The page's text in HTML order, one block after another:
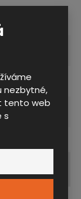
nezbytné,
tento web
s